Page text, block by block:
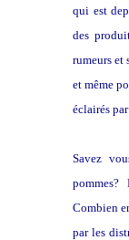
qui est
des
rumeurs et
et même
éclairés
Savez
Combien
par les